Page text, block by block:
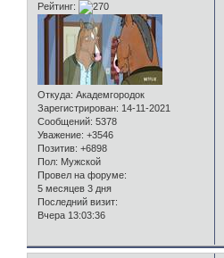
Рейтинг:
Откуда: Академгородок
Зарегистрирован: 14-11-2021
Сообщений: 5378
Уважение: +3546
Позитив: +6898
Пол: Мужской
Провел на форуме:
5 месяцев 3 дня
Последний визит:
Вчера 13:03:36